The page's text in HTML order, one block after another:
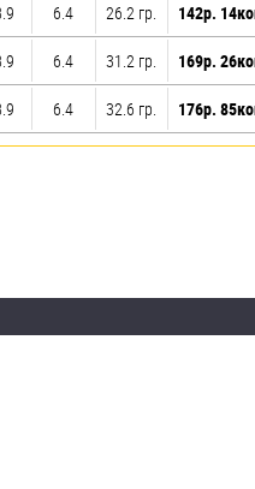
6.4 26.2 гр. 142р.
6.4 31.2 гр. 169р.
6.4 32.6 гр. 176р.